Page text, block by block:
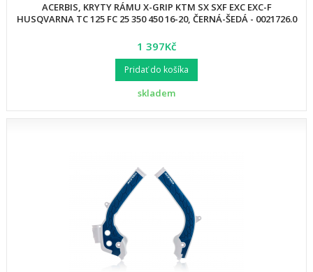
ACERBIS, KRYTY RÁMU X-GRIP KTM SX SXF EXC EXC-F
HUSQVARNA TC 125 FC 25 350 450 16-20, ČERNÁ-ŠEDÁ - 0021726.0
1 397Kč
Pridať do košíka
skladem